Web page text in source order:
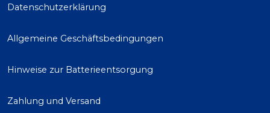
Datenschutzerklärung
Allgemeine Geschäftsbedingungen
Hinweise zur Batterieentsorgung
Zahlung und Versand